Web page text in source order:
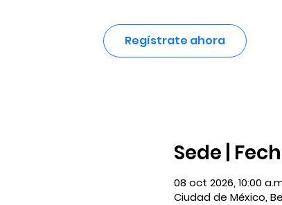
Regístrate ahora
Sede |
08 oct 2026, 10:00
Ciudad de México,